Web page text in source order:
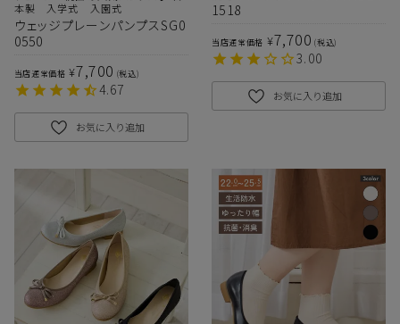
本製 入学式 入園式
ウェッジプレーンパンプスSG0
0550
当店通常価格 ¥7,700 税込
4.67
お気に入り追加
1518
当店通常価格 ¥7,700 税込
3.00
お気に入り追加